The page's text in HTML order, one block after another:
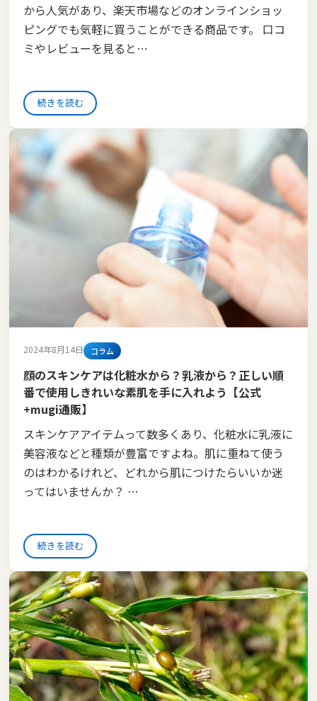
から人気があり、楽天市場などのオンラインショッ
ピングでも気軽に買うことができる商品です。 口コ
ミやレビューを見ると…
続きを読む
2024年8月14日 コラム
顔のスキンケアは化粧水から？乳液から？正しい順
番で使用しきれいな素肌を手に入れよう【公式
+mugi通販】
スキンケアアイテムって数多くあり、化粧水に乳液に
美容液などと種類が豊富ですよね。肌に重ねて使う
のはわかるけれど、どれから肌につけたらいいか迷
ってはいませんか？ …
続きを読む